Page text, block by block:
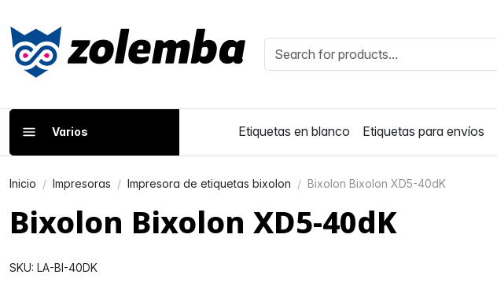
Varios Etiquetas en blanco Etiquetas para envíos
Inicio Impresoras Impresora de etiquetas bixolon Bixolon Bixolon XD5-40dK
Bixolon Bixolon XD5-40dK
SKU: LA-BI-40DK